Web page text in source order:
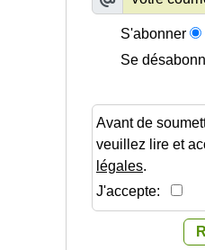
S'abonner
Se
Avant de
veuillez lire et
légales.
J'accepte: